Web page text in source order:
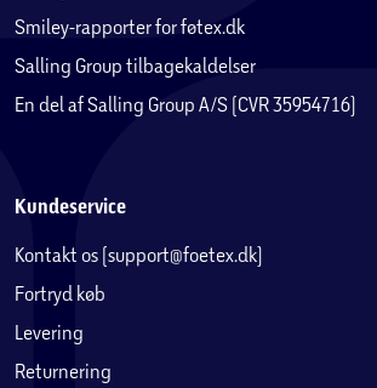
Smiley-rapporter for føtex.dk
Salling Group tilbagekaldelser
En del af Salling Group A/S (CVR 35954716)
Kundeservice
Kontakt os (support@foetex.dk)
Fortryd køb
Levering
Returnering